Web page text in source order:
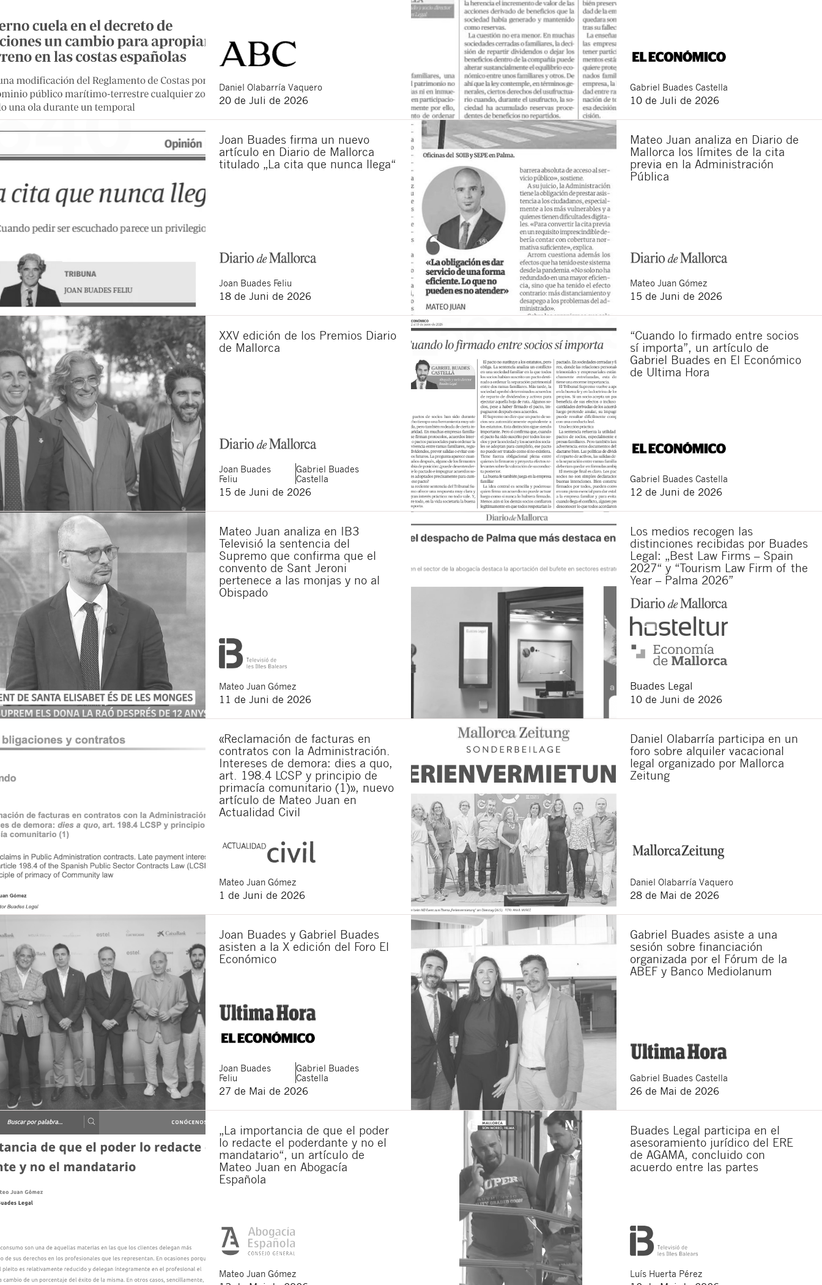
Daniel Olabarría Vaquero
20 de Juli de 2026
Gabriel Buades Castella
10 de Juli de 2026
Joan Buades firma un nuevo
artículo en Diario de Mallorca
titulado „La cita que nunca llega“
Joan Buades Feliu
18 de Juni de 2026
Mateo Juan analiza en Diario de
Mallorca los límites de la cita
previa en la Administración
Pública
Mateo Juan Gómez
15 de Juni de 2026
XXV edición de los Premios Diario
de Mallorca
Joan Buades
Feliu
Gabriel Buades
Castella
15 de Juni de 2026
“Cuando lo firmado entre socios
sí importa”, un artículo de
Gabriel Buades en El Económico
de Ultima Hora
Gabriel Buades Castella
12 de Juni de 2026
Mateo Juan analiza en IB3
Televisió la sentencia del
Supremo que confirma que el
convento de Sant Jeroni
pertenece a las monjas y no al
Obispado
Mateo Juan Gómez
11 de Juni de 2026
Los medios recogen las
distinciones recibidas por Buades
Legal: „Best Law Firms – Spain
2027“ y “Tourism Law Firm of the
Year – Palma 2026”
Buades Legal
10 de Juni de 2026
«Reclamación de facturas en
contratos con la Administración.
Intereses de demora: dies a quo,
art. 198.4 LCSP y principio de
primacía comunitario (1)», nuevo
artículo de Mateo Juan en
Actualidad Civil
Mateo Juan Gómez
1 de Juni de 2026
Daniel Olabarría participa en un
foro sobre alquiler vacacional
legal organizado por Mallorca
Zeitung
Daniel Olabarría Vaquero
28 de Mai de 2026
Joan Buades y Gabriel Buades
asisten a la X edición del Foro El
Económico
Joan Buades
Feliu
Gabriel Buades
Castella
27 de Mai de 2026
Gabriel Buades asiste a una
sesión sobre financiación
organizada por el Fórum de la
ABEF y Banco Mediolanum
Gabriel Buades Castella
26 de Mai de 2026
„La importancia de que el poder
lo redacte el poderdante y no el
mandatario“, un artículo de
Mateo Juan en Abogacía
Española
Mateo Juan Gómez
Buades Legal participa en el
asesoramiento jurídico del ERE
de AGAMA, concluido con
acuerdo entre las partes
Luís Huerta Pérez
Schließen
Ich bin damit einverstanden, Mitteilungen über neue Rechtsartikel zu erhalten.
Ich akzeptiere dierechtlichen Bestimmungen und dieDatenschutzerklärungdieser Website.
Durch Klicken auf die Schaltfläche „Senden“ erklären Sie, die folgenden grundlegenden Informationen zum Datenschutz gelesen zu
haben: Der Datenverantwortliche ist Buades Legal S.L. Der Zweck ist die Aufmerksamkeit für Ihr Anliegen. Sie haben das Recht auf
Zugang, Berichtigung und Löschung der Daten sowie weitere Rechte, die in der Datenschutzrichtlinie unserer Website